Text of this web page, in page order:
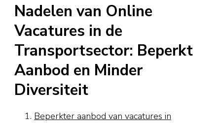
Nadelen van Online
Vacatures in de
Transportsector: Beperkt
Aanbod en Minder
Diversiteit
Beperkter aanbod van vacatures in